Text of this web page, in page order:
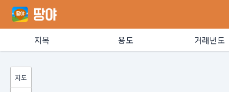
지목 용도 거래년도
지도